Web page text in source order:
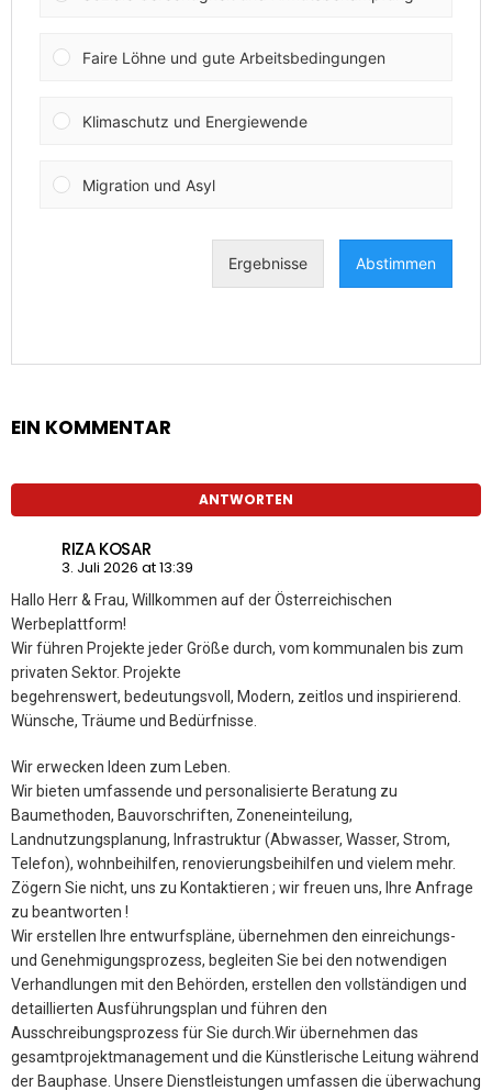
EIN KOMMENTAR
ANTWORTEN
RIZA KOSAR
3. Juli 2026 at 13:39
Hallo Herr & Frau, Willkommen auf der Österreichischen
Werbeplattform!
Wir führen Projekte jeder Größe durch, vom kommunalen bis zum
privaten Sektor. Projekte
begehrenswert, bedeutungsvoll, Modern, zeitlos und inspirierend.
Wünsche, Träume und Bedürfnisse.
Wir erwecken Ideen zum Leben.
Wir bieten umfassende und personalisierte Beratung zu
Baumethoden, Bauvorschriften, Zoneneinteilung,
Landnutzungsplanung, Infrastruktur (Abwasser, Wasser, Strom,
Telefon), wohnbeihilfen, renovierungsbeihilfen und vielem mehr.
Zögern Sie nicht, uns zu Kontaktieren ; wir freuen uns, Ihre Anfrage
zu beantworten !
Wir erstellen Ihre entwurfspläne, übernehmen den einreichungs-
und Genehmigungsprozess, begleiten Sie bei den notwendigen
Verhandlungen mit den Behörden, erstellen den vollständigen und
detaillierten Ausführungsplan und führen den
Ausschreibungsprozess für Sie durch.Wir übernehmen das
gesamtprojektmanagement und die Künstlerische Leitung während
der Bauphase. Unsere Dienstleistungen umfassen die überwachung